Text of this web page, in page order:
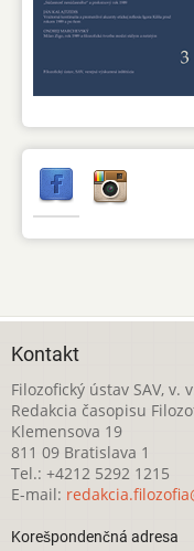
Kontakt
Filozofický ústav SAV, v.
Redakcia časopisu
Klemensova 19
811 09 Bratislava 1
Tel.: +4212 5292 1215
E-mail:
Korešpondenčná adresa